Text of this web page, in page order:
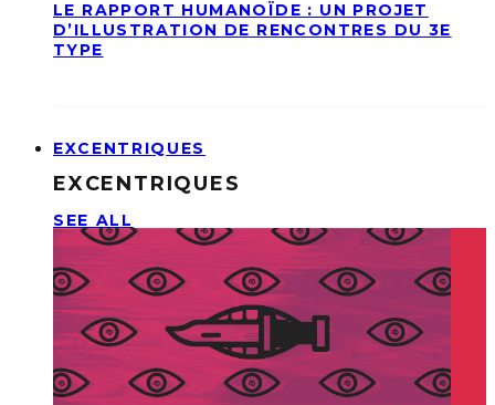
LE RAPPORT HUMANOÏDE : UN PROJET
D’ILLUSTRATION DE RENCONTRES DU 3E
TYPE
EXCENTRIQUES
EXCENTRIQUES
SEE ALL